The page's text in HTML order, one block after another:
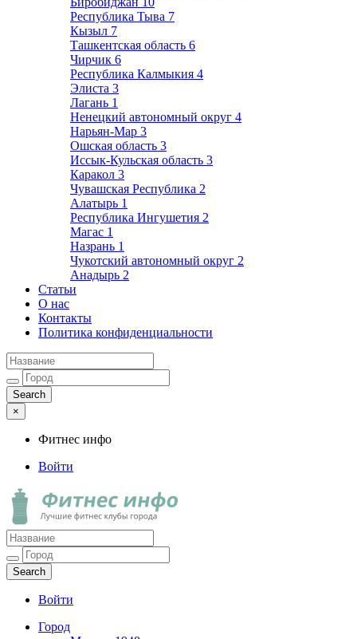
Республика Тыва 7
Кызыл 7
Ташкентская область 6
Чирчик 6
Республика Калмыкия 4
Элиста 3
Лагань 1
Ненецкий автономный округ 4
Нарьян-Мар 3
Ошская область 3
Иссык-Кульская область 3
Каракол 3
Чувашская Республика 2
Алатырь 1
Республика Ингушетия 2
Магас 1
Назрань 1
Чукотский автономный округ 2
Анадырь 2
Статьи
О нас
Контакты
Политика конфиденциальности
×
Фитнес инфо
Войти
Фитнес инфо
Лучшие фитнес клубы города
Войти
Город